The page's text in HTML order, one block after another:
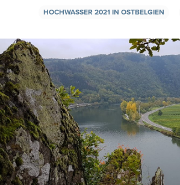
HOCHWASSER 2021 IN OSTBELGIEN